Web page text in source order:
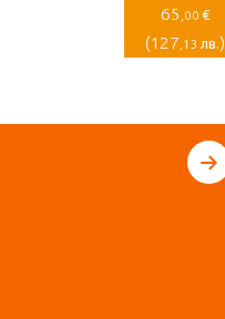
65 ,00 €
(127 ,13 лв.)